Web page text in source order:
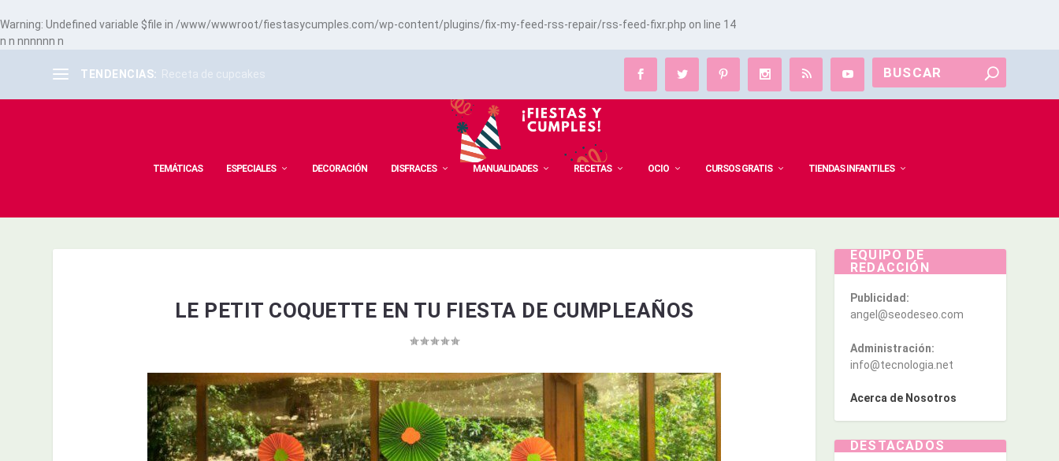
Warning: Undefined variable $file in /www/wwwroot/fiestasycumples.com/wp-content/plugins/fix-my-feed-rss-repair/rss-feed-fixr.php on line 14
n n nnnnnn n
TENDENCIAS: Receta de cupcakes
TEMÁTICAS ESPECIALES DECORACIÓN DISFRACES MANUALIDADES RECETAS OCIO CURSOS GRATIS TIENDAS INFANTILES
LE PETIT COQUETTE EN TU FIESTA DE CUMPLEAÑOS
EQUIPO DE
REDACCIÓN
Publicidad:
angel@seodeseo.com
Administración:
info@tecnologia.net
Acerca de Nosotros
DESTACADOS